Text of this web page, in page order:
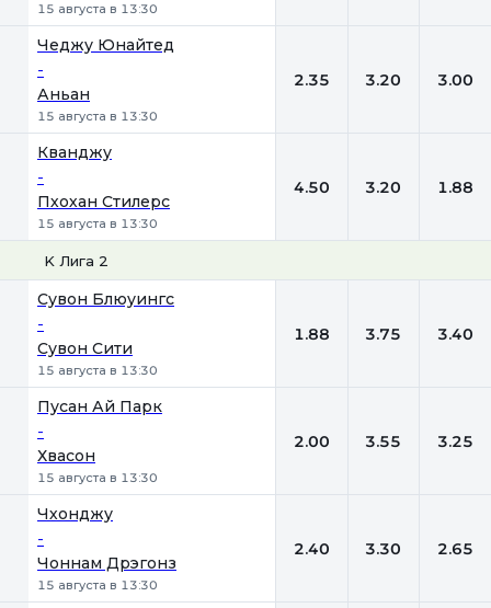
15 августа в 13:30
Чеджу Юнайтед
-
Аньан
15 августа в 13:30
2.35 3.20 3.00
Кванджу
-
Пхохан Стилерс
15 августа в 13:30
4.50 3.20 1.88
K Лига 2
Сувон Блюуингс
-
Сувон Сити
15 августа в 13:30
1.88 3.75 3.40
Пусан Ай Парк
-
Хвасон
15 августа в 13:30
2.00 3.55 3.25
Чхонджу
-
Чоннам Дрэгонз
15 августа в 13:30
2.40 3.30 2.65